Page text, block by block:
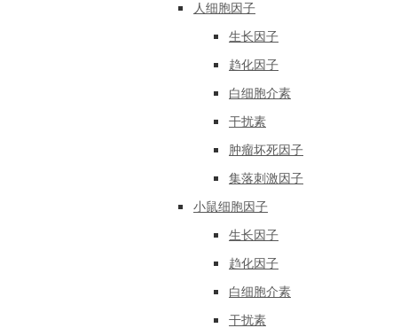
人细胞因子
生长因子
趋化因子
白细胞介素
干扰素
肿瘤坏死因子
集落刺激因子
小鼠细胞因子
生长因子
趋化因子
白细胞介素
干扰素